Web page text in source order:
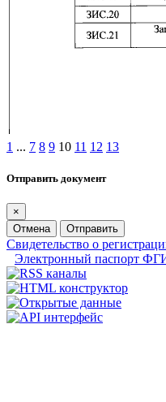
1 ... 7 8 9 10 11 12 13
Отправить документ
×
Отмена
Отправить
Свидетельство о
Электронный паспорт